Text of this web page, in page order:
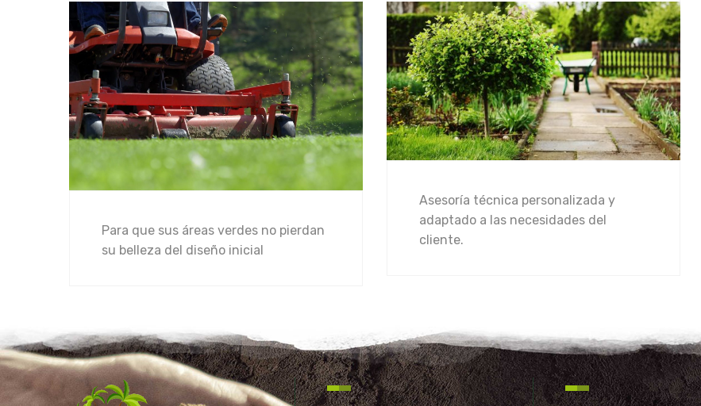
Para que sus áreas verdes no pierdan
su belleza del diseño inicial
Asesoría técnica personalizada y
adaptado a las necesidades del
cliente.